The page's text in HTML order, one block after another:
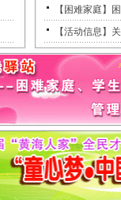
【困难家庭】
【活动信息】